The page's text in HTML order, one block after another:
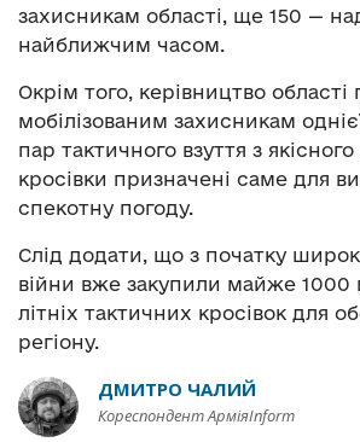
захисникам області, ще 150 —
найближчим часом.
Окрім того, керівництво
мобілізованим захисникам
пар тактичного взуття з якісного
кросівки призначені саме для
спекотну погоду.
Слід додати, що з початку
війни вже закупили майже 1000
літніх тактичних кросівок для
регіону.
ДМИТРО ЧАЛИЙ
Кореспондент АрміяInform